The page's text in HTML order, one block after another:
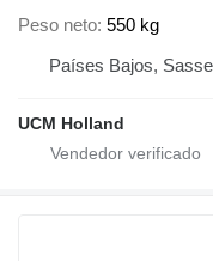
Peso neto 550 kg
Países Bajos,
UCM Holland